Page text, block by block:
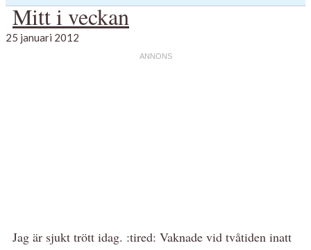
Mitt i veckan
25 januari 2012
Jag är sjukt trött idag. :tired: Vaknade vid tvåtiden inatt